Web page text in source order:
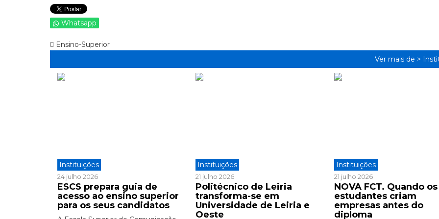
Whatsapp
Ensino-Superior
Ver mais de >
Instituições
24 julho 2026
ESCS prepara guia de
acesso ao ensino superior
para os seus candidatos
Instituições
21 julho 2026
Politécnico de Leiria
transforma-se em
Universidade de Leiria e
Oeste
Instituições
21 julho 2026
NOVA FCT. Quando os
estudantes criam
empresas antes do
diploma